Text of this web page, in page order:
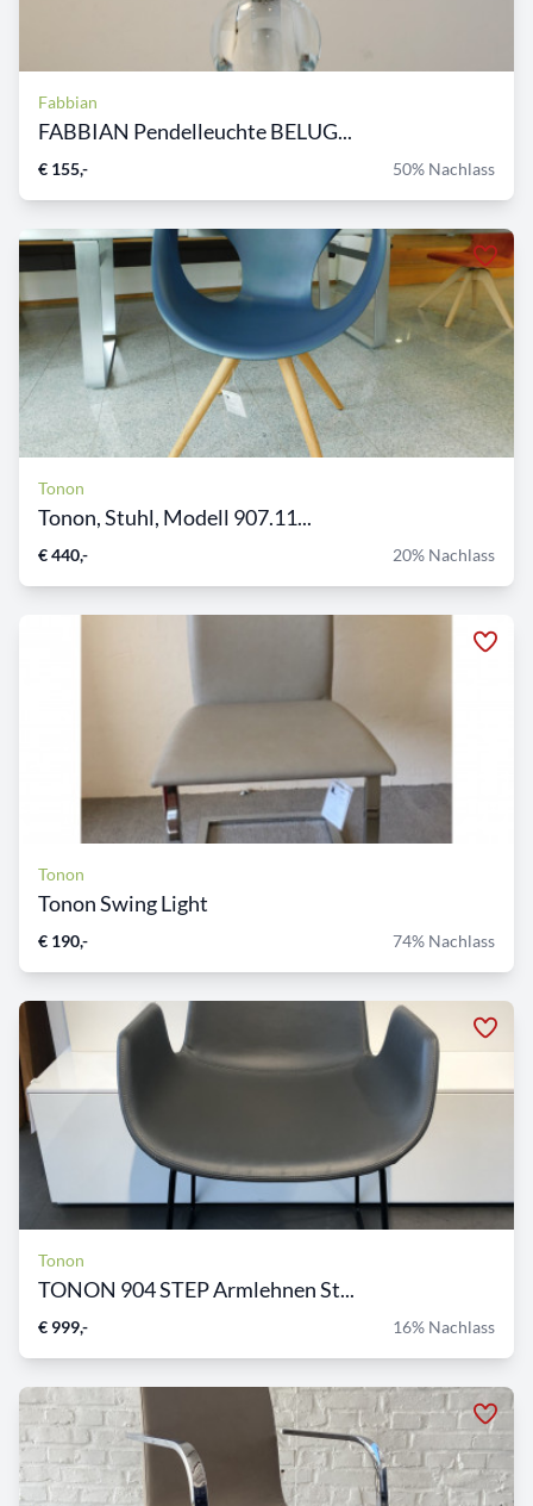
Fabbian
FABBIAN Pendelleuchte BELUG...
€ 155,- 50% Nachlass
Tonon
Tonon, Stuhl, Modell 907.11...
€ 440,- 20% Nachlass
Tonon
Tonon Swing Light
€ 190,- 74% Nachlass
Tonon
TONON 904 STEP Armlehnen St...
€ 999,- 16% Nachlass